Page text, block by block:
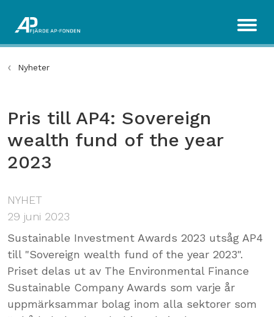
Nyheter
Pris till AP4: Sovereign
wealth fund of the year
2023
NYHET
29 juni 2023
Sustainable Investment Awards 2023 utsåg AP4
till "Sovereign wealth fund of the year 2023".
Priset delas ut av The Environmental Finance
Sustainable Company Awards som varje år
uppmärksammar bolag inom alla sektorer som